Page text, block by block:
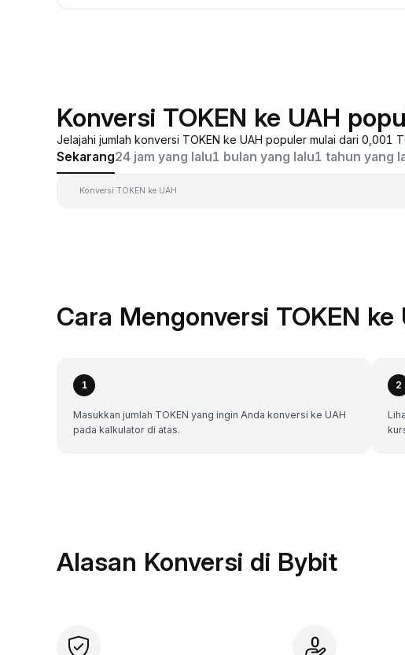
Konversi TOKEN ke UAH
Jelajahi jumlah konversi TOKEN ke UAH populer mulai dari 0,001
Sekarang24 jam yang lalu1 bulan yang lalu1 tahun yang
Konversi TOKEN ke UAH
Cara Mengonversi TOKEN
1
Masukkan jumlah TOKEN yang ingin Anda konversi ke UAH
pada kalkulator di atas.
2
Alasan Konversi di Bybit